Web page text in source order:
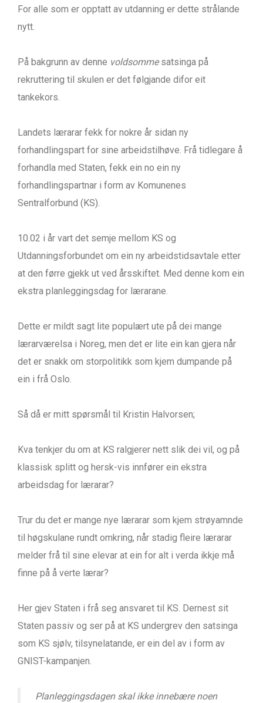
For alle som er opptatt av utdanning er dette strålande
nytt.
På bakgrunn av denne voldsommesatsinga på
rekruttering til skulen er det følgjande difor eit
tankekors.
Landets lærarar fekk for nokre år sidan ny
forhandlingspart for sine arbeidstilhøve. Frå tidlegare å
forhandla med Staten, fekk ein no ein ny
forhandlingspartnar i form av Komunenes
Sentralforbund (KS).
10.02 i år vart det semje mellom KS og
Utdanningsforbundet om ein ny arbeidstidsavtale etter
at den førre gjekk ut ved årsskiftet. Med denne kom ein
ekstra planleggingsdag for lærarane.
Dette er mildt sagt lite populært ute på dei mange
lærarværelsa i Noreg, men det er lite ein kan gjera når
det er snakk om storpolitikk som kjem dumpande på
ein i frå Oslo.
Så då er mitt spørsmål til Kristin Halvorsen;
Kva tenkjer du om at KS ralgjerer nett slik dei vil, og på
klassisk splitt og hersk-vis innfører ein ekstra
arbeidsdag for lærarar?
Trur du det er mange nye lærarar som kjem strøyamnde
til høgskulane rundt omkring, når stadig fleire lærarar
melder frå til sine elevar at ein for alt i verda ikkje må
finne på å verte lærar?
Her gjev Staten i frå seg ansvaret til KS. Dernest sit
Staten passiv og ser på at KS undergrev den satsinga
som KS sjølv, tilsynelatande, er ein del av i form av
GNIST-kampanjen.
Planleggingsdagen skal ikke innebære noen